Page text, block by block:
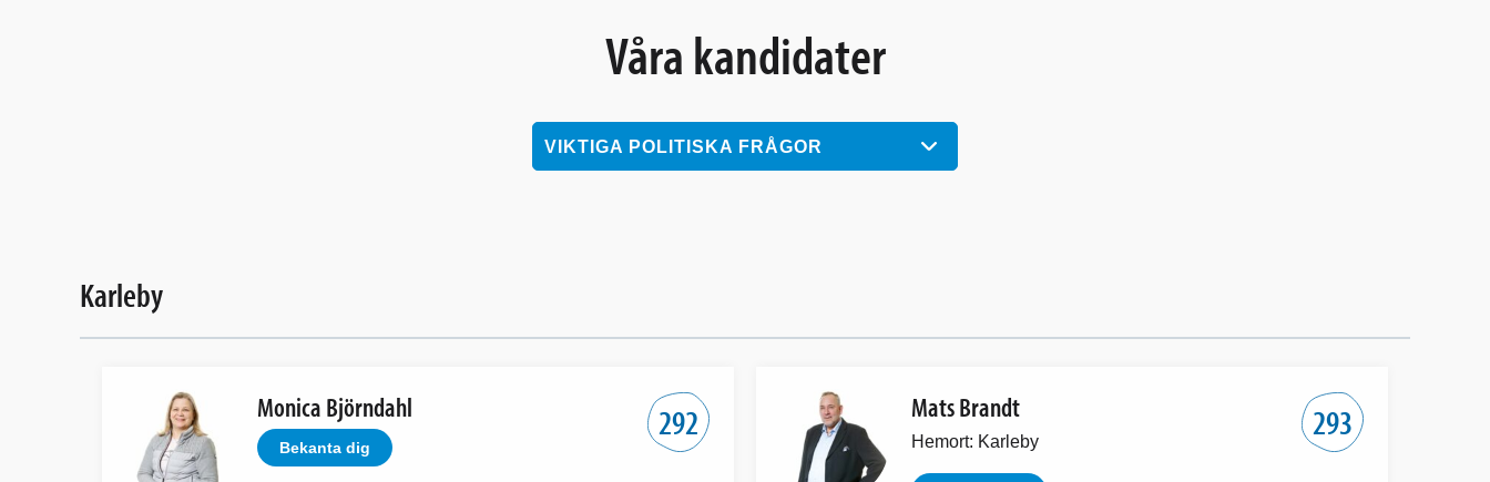
Våra kandidater
VIKTIGA POLITISKA FRÅGOR
Karleby
292
Monica Björndahl
Bekanta dig
293
Mats Brandt
Hemort: Karleby